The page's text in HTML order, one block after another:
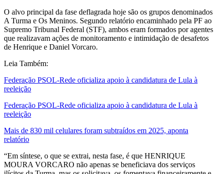
O alvo principal da fase deflagrada hoje são os grupos denominados
A Turma e Os Meninos. Segundo relatório encaminhado pela PF ao
Supremo Tribunal Federal (STF), ambos eram formados por agentes
que realizavam ações de monitoramento e intimidação de desafetos
de Henrique e Daniel Vorcaro.
Leia Também:
Federação PSOL-Rede oficializa apoio à candidatura de Lula à
reeleição
Federação PSOL-Rede oficializa apoio à candidatura de Lula à
reeleição
Mais de 830 mil celulares foram subtraídos em 2025, aponta
relatório
“Em síntese, o que se extrai, nesta fase, é que HENRIQUE
MOURA VORCARO não apenas se beneficiava dos serviços